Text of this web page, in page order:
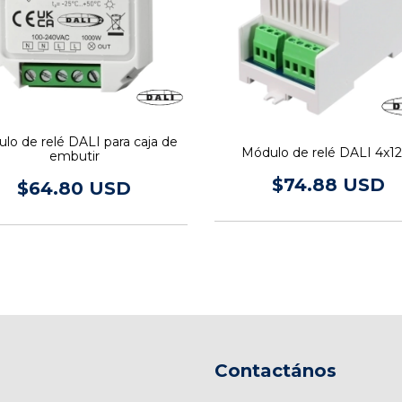
de relé DALI para caja de
embutir
$64.80 USD
Módulo de relé DALI
$74.88 USD
Contactános